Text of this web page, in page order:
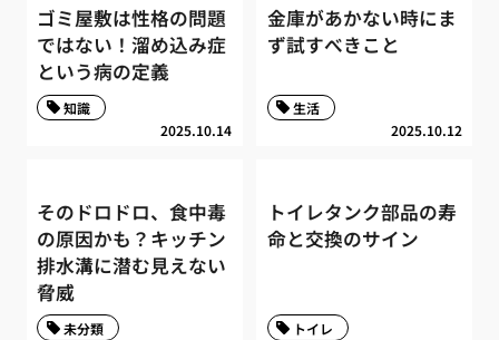
ゴミ屋敷は性格の問題
ではない！溜め込み症
という病の定義
2025.10.14
知識
金庫があかない時にま
ず試すべきこと
2025.10.12
生活
そのドロドロ、食中毒
の原因かも？キッチン
排水溝に潜む見えない
脅威
未分類
トイレタンク部品の寿
命と交換のサイン
トイレ